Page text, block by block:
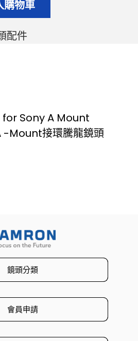
購物車
配件
for Sony A Mount
-Mount接環騰龍鏡頭
鏡頭分類
會員申請